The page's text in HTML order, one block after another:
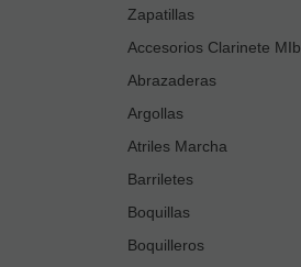
Zapatillas
Accesorios Clarinete MIb
Abrazaderas
Argollas
Atriles Marcha
Barriletes
Boquillas
Boquilleros